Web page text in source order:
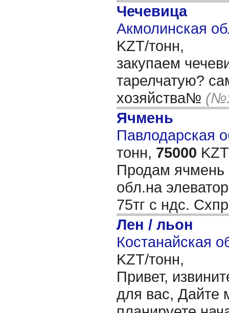
Чечевица
Акмолинская
KZT/тонн,
закупаем
тарелчатую?
хозяйства№ (№:
Ячмень
Павлодарская
тонн, 75000
Продам ячмень
обл.на
75тг с ндс.
Лен / льон
Костанайская
KZT/тонн,
Привет,
для вас, Дайте